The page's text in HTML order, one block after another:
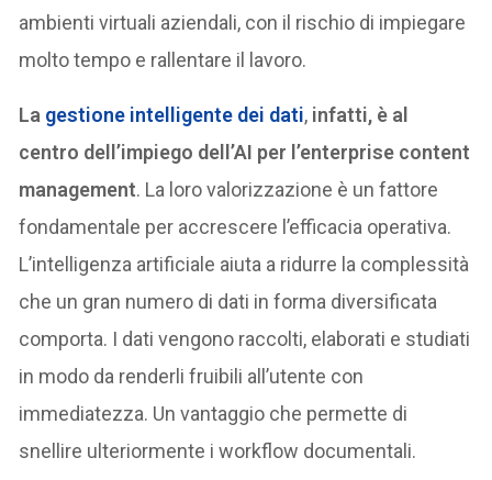
ambienti virtuali aziendali, con il rischio di impiegare
molto tempo e rallentare il lavoro.
La gestione intelligente dei dati, infatti, è al
centro dell’impiego dell’AI per l’enterprise content
management. La loro valorizzazione è un fattore
fondamentale per accrescere l’efficacia operativa.
L’intelligenza artificiale aiuta a ridurre la complessità
che un gran numero di dati in forma diversificata
comporta. I dati vengono raccolti, elaborati e studiati
in modo da renderli fruibili all’utente con
immediatezza. Un vantaggio che permette di
snellire ulteriormente i workflow documentali.